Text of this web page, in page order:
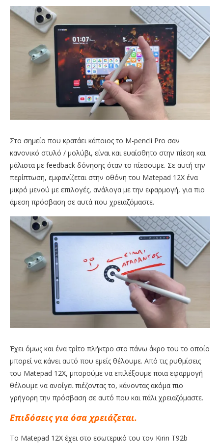
Στο σημείο που κρατάει κάποιος το M-pencli Pro σαν
κανονικό στυλό / μολύβι, είναι και ευαίσθητο στην πίεση και
μάλιστα με feedback δόνησης όταν το πίεσουμε. Σε αυτή την
περίπτωση, εμφανίζεται στην οθόνη του Matepad 12X ένα
μικρό μενού με επιλογές, ανάλογα με την εφαρμογή, για πιο
άμεση πρόσβαση σε αυτά που χρειαζόμαστε.
Έχει όμως και ένα τρίτο πλήκτρο στο πάνω άκρο του το οποίο
μπορεί να κάνει αυτό που εμείς θέλουμε. Από τις ρυθμίσεις
του Matepad 12X, μπορούμε να επιλέξουμε ποια εφαρμογή
θέλουμε να ανοίγει πιέζοντας το, κάνοντας ακόμα πιο
γρήγορη την πρόσβαση σε αυτό που και πάλι χρειαζόμαστε.
Επιδόσεις για όσα χρειάζεται.
Το Matepad 12X έχει στο εσωτερικό του τον Kirin T92b